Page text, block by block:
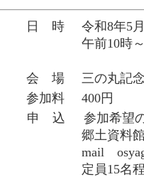
日 時
令和8年5
午前10時
会 場
三の丸記
参加料
400円
申 込
参加希望
郷土資料
mail
定員15名